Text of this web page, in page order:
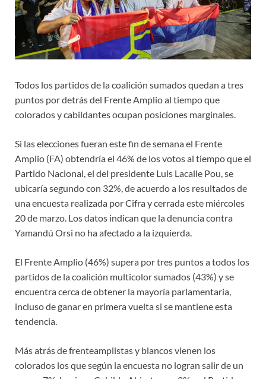
Todos los partidos de la coalición sumados quedan a tres
puntos por detrás del Frente Amplio al tiempo que
colorados y cabildantes ocupan posiciones marginales.
Si las elecciones fueran este fin de semana el Frente
Amplio (FA) obtendría el 46% de los votos al tiempo que el
Partido Nacional, el del presidente Luis Lacalle Pou, se
ubicaría segundo con 32%, de acuerdo a los resultados de
una encuesta realizada por Cifra y cerrada este miércoles
20 de marzo. Los datos indican que la denuncia contra
Yamandú Orsi no ha afectado a la izquierda.
El Frente Amplio (46%) supera por tres puntos a todos los
partidos de la coalición multicolor sumados (43%) y se
encuentra cerca de obtener la mayoría parlamentaria,
incluso de ganar en primera vuelta si se mantiene esta
tendencia.
Más atrás de frenteamplistas y blancos vienen los
colorados los que según la encuesta no logran salir de un